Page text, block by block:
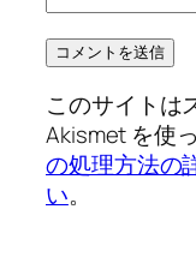
このサイトは
Akismet を使
の処理方法の
い。